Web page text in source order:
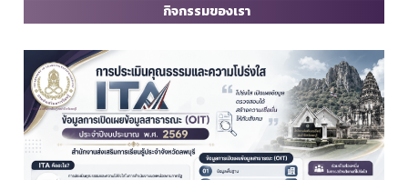
กิจกรรมของเรา